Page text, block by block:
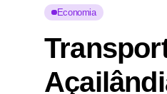
Economia